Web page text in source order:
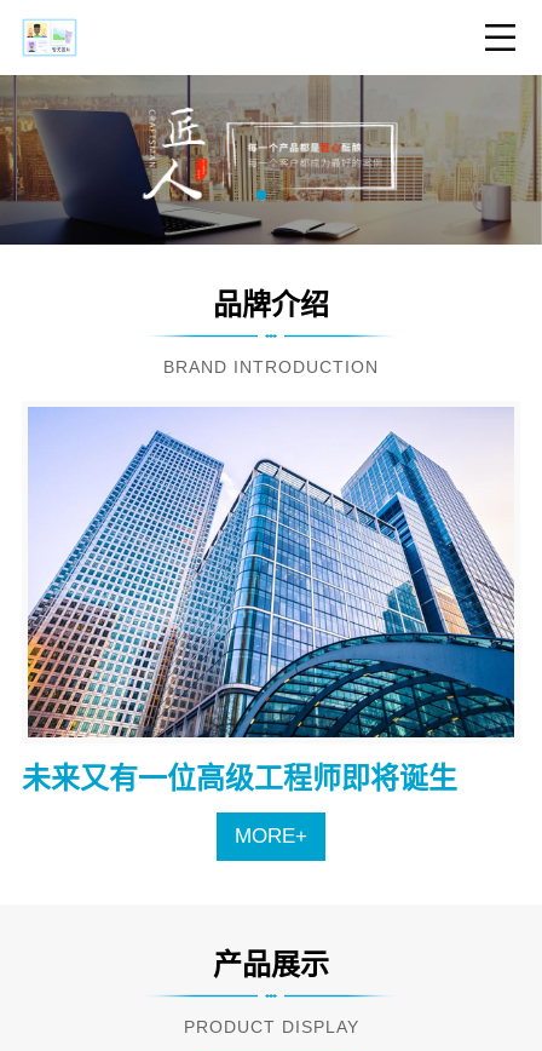
品牌介绍
BRAND INTRODUCTION
未来又有一位高级工程师即将诞生
MORE+
产品展示
PRODUCT DISPLAY